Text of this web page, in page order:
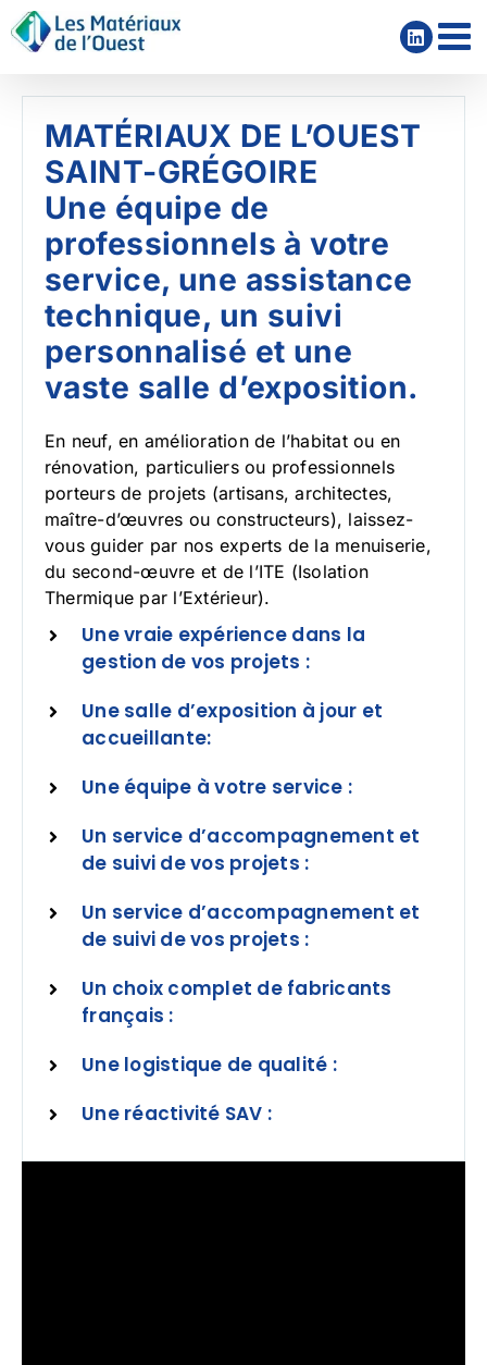
Passer
au
MATÉRIAUX DE L’OUEST
SAINT-GRÉGOIRE
Une équipe de
professionnels à votre
service, une assistance
technique, un suivi
personnalisé et une
vaste salle d’exposition.
En neuf, en amélioration de l’habitat ou en
rénovation, particuliers ou professionnels
porteurs de projets (artisans, architectes,
maître-d’œuvres ou constructeurs), laissez-
vous guider par nos experts de la menuiserie,
du second-œuvre et de l’ITE (Isolation
Thermique par l’Extérieur).
Une vraie expérience dans la
gestion de vos projets :
Une salle d’exposition à jour et
accueillante:
Une équipe à votre service :
Un service d’accompagnement et
de suivi de vos projets :
Un service d’accompagnement et
de suivi de vos projets :
Un choix complet de fabricants
français :
Une logistique de qualité :
Une réactivité SAV :